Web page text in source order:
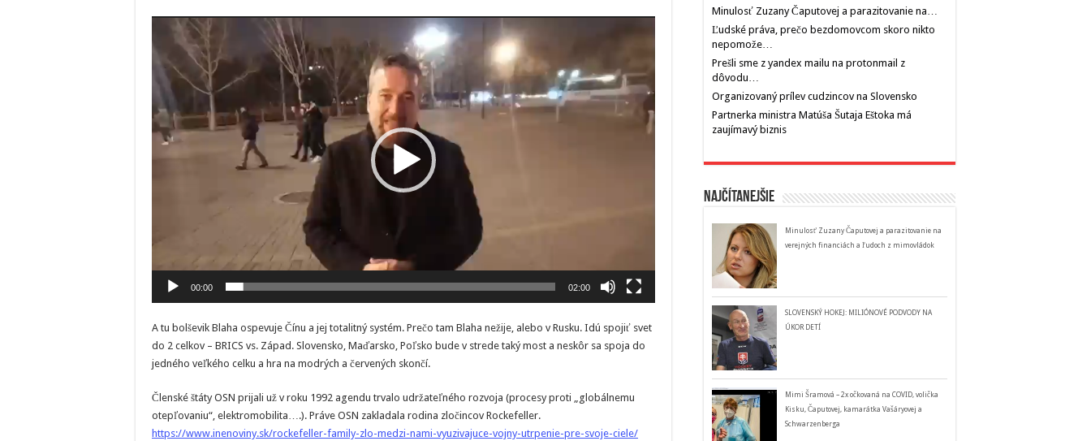
prehrávač
00:00 02:00
A tu bolševik Blaha ospevuje Čínu a jej totalitný systém. Prečo tam Blaha nežije, alebo v Rusku. Idú spojiť svet
do 2 celkov – BRICS vs. Západ. Slovensko, Maďarsko, Poľsko bude v strede taký most a neskôr sa spoja do
jedného veľkého celku a hra na modrých a červených skončí.
Členské štáty OSN prijali už v roku 1992 agendu trvalo udržateľného rozvoja (procesy proti „globálnemu
otepľovaniu“, elektromobilita….). Práve OSN zakladala rodina zločincov Rockefeller.
https://www.inenoviny.sk/rockefeller-family-zlo-medzi-nami-vyuzivajuce-vojny-utrpenie-pre-svoje-ciele/
Minulosť Zuzany Čaputovej a parazitovanie na…
Ľudské práva, prečo bezdomovcom skoro nikto
nepomože…
Prešli sme z yandex mailu na protonmail z
dôvodu…
Organizovaný prílev cudzincov na Slovensko
Partnerka ministra Matúša Šutaja Eštoka má
zaujímavý biznis
Najčítanejšie
Minulosť Zuzany Čaputovej a parazitovanie na
verejných financiách a ľudoch z mimovládok
SLOVENSKÝ HOKEJ: MILIÓNOVÉ PODVODY NA
ÚKOR DETÍ
Mimi Šramová – 2x očkovaná na COVID, volička
Kisku, Čaputovej, kamarátka Vašáryovej a
Schwarzenberga